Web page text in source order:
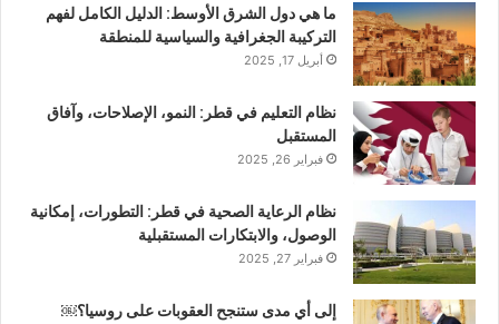
ما هي دول الشرق الأوسط: الدليل الكامل لفهم
التركيبة الجغرافية والسياسية للمنطقة
أبريل 17, 2025
نظام التعليم في قطر: النمو، الإصلاحات، وآفاق
المستقبل
فبراير 26, 2025
نظام الرعاية الصحية في قطر: التطورات، إمكانية
الوصول، والابتكارات المستقبلية
فبراير 27, 2025
إلى أي مدى ستنجح العقوبات على روسيا؟￼